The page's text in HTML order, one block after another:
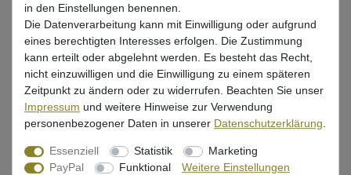
UVP 67,95 €
48,69 € *
In den Warenkorb
in den Einstellungen benennen.
Die Datenverarbeitung kann mit Einwilligung oder aufgrund
eines berechtigten Interesses erfolgen. Die Zustimmung
kann erteilt oder abgelehnt werden. Es besteht das Recht,
nicht einzuwilligen und die Einwilligung zu einem späteren
Zeitpunkt zu ändern oder zu widerrufen. Beachten Sie unser
Impressum und weitere Hinweise zur Verwendung
personenbezogener Daten in unserer Daten­schutz­erklärung.
Essenziell Statistik
Marketing
PayPal
Funktional Weitere Einstellungen